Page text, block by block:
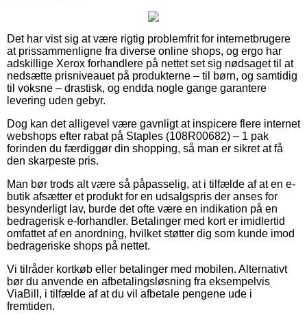
Det har vist sig at være rigtig problemfrit for internetbrugere
at prissammenligne fra diverse online shops, og ergo har
adskillige Xerox forhandlere på nettet set sig nødsaget til at
nedsætte prisniveauet på produkterne – til børn, og samtidig
til voksne – drastisk, og endda nogle gange garantere
levering uden gebyr.
Dog kan det alligevel være gavnligt at inspicere flere internet
webshops efter rabat på Staples (108R00682) – 1 pak
forinden du færdiggør din shopping, så man er sikret at få
den skarpeste pris.
Man bør trods alt være så påpasselig, at i tilfælde af at en e-
butik afsætter et produkt for en udsalgspris der anses for
besynderligt lav, burde det ofte være en indikation på en
bedragerisk e-forhandler. Betalinger med kort er imidlertid
omfattet af en anordning, hvilket støtter dig som kunde imod
bedrageriske shops på nettet.
Vi tilråder kortkøb eller betalinger med mobilen. Alternativt
bør du anvende en afbetalingsløsning fra eksempelvis
ViaBill, i tilfælde af at du vil afbetale pengene ude i
fremtiden.